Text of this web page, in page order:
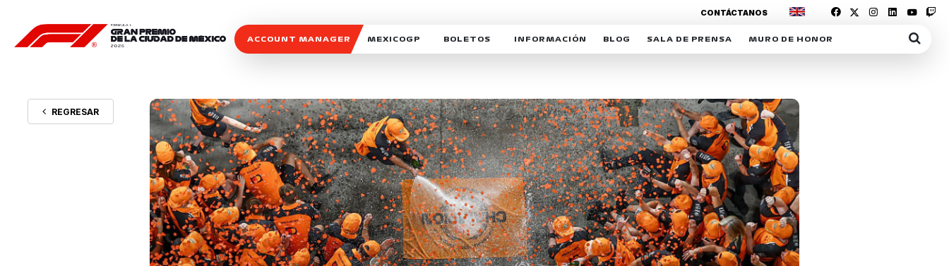
ACCOUNT MANAGER MEXICOGP
SOSTENIBILIDAD
CELEBRA CON NOSOTROS
BOLETOS INFORMACIÓN
DERECHO DE PRIMERA OPCIÓN
REFORESTEMOS JUNTOS
MOTORSPORT ACADEMY
VOLUNTARIOS
EXPOSICIÓN FOTOGRÁFICA
CAMPEONATO
PATROCINADORES
BLOG
MEXICOGP
INTERACTIVOS
SALA DE PRENSA
ACREDITACIONES
MURO DE HONOR
CONTÁCTANOS
REGRESAR